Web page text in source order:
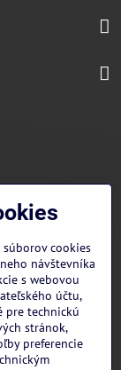
súborov cookies
návštevníka
s webovou
účtu,
pre technickú
stránok,
preferencie